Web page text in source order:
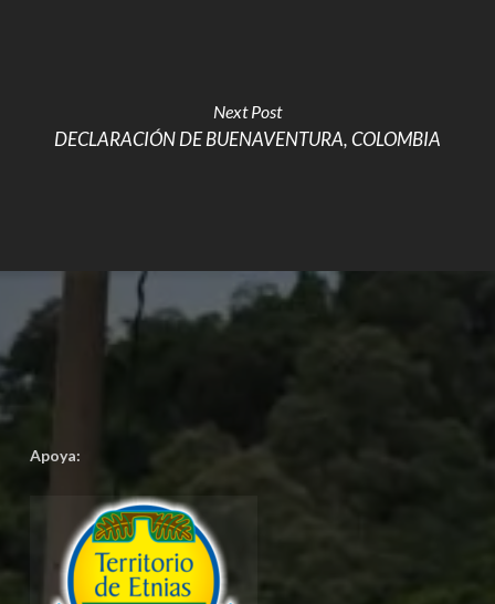
Next Post
DECLARACIÓN DE BUENAVENTURA, COLOMBIA
Apoya: